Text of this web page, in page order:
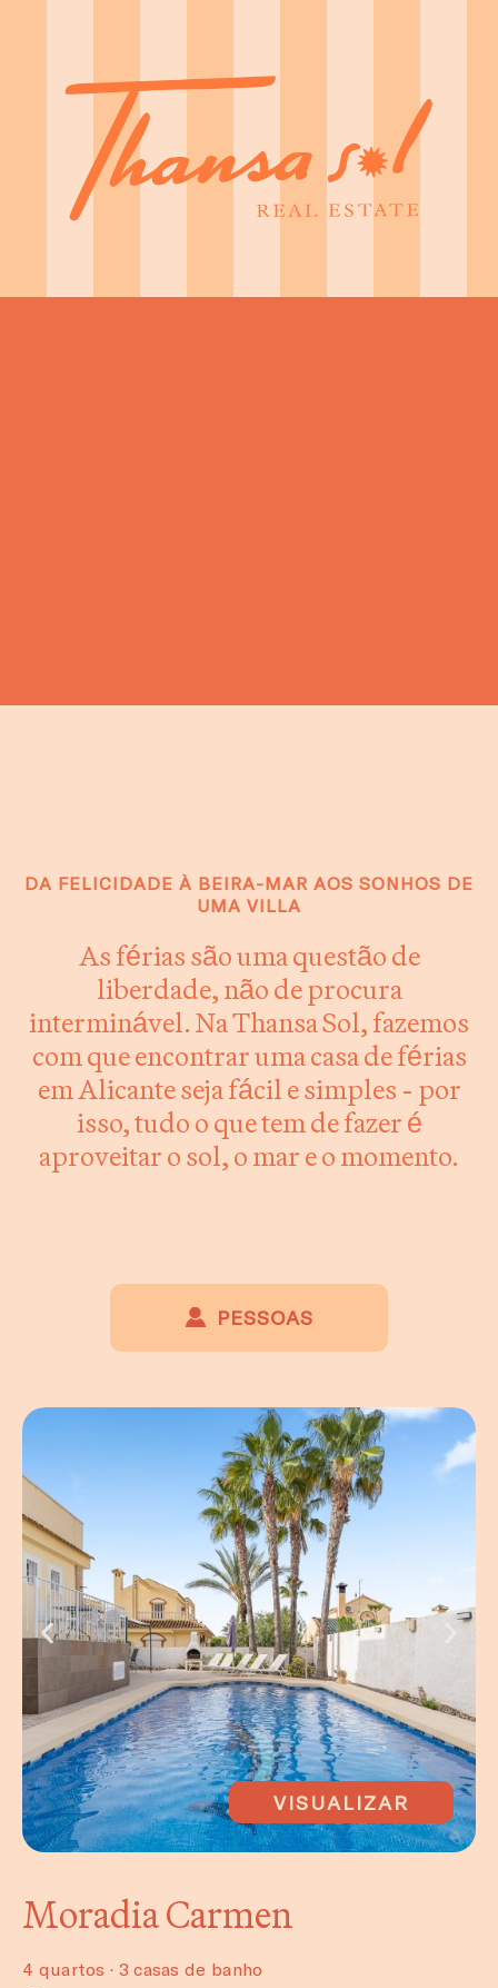
DA FELICIDADE À BEIRA-MAR AOS SONHOS DE
UMA VILLA
As férias são uma questão de
liberdade, não de procura
interminável. Na Thansa Sol, fazemos
com que encontrar uma casa de férias
em Alicante seja fácil e simples - por
isso, tudo o que tem de fazer é
aproveitar o sol, o mar e o momento.
PESSOAS
VISUALIZAR
Moradia Carmen
4 quartos · 3 casas de banho